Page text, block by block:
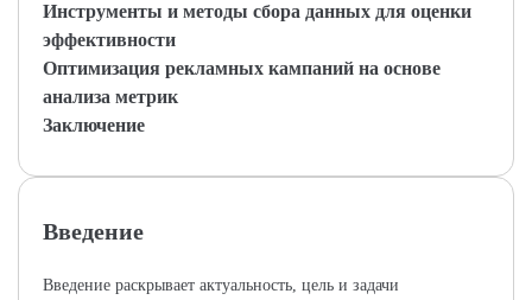
Инструменты и методы сбора данных для оценки
эффективности
Оптимизация рекламных кампаний на основе
анализа метрик
Заключение
Введение
Введение раскрывает актуальность, цель и задачи